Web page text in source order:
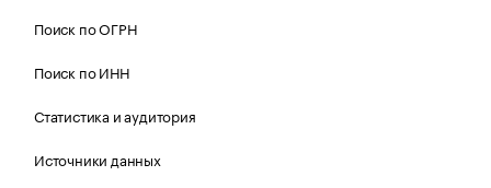
Поиск по ОГРН
Поиск по ИНН
Статистика и аудитория
Источники данных